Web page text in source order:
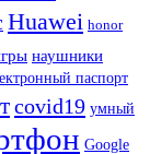
Huawei honor
наушники
паспорт
covid19 умный
Google